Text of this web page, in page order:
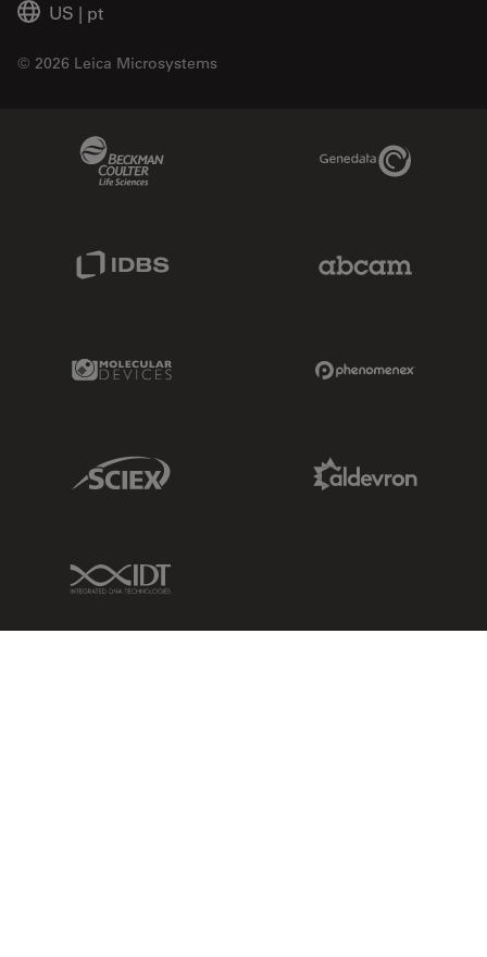
US | pt
© 2026 Leica Microsystems
Genedata Link
Molecular Devices Link
Sciex Link
IDT Link